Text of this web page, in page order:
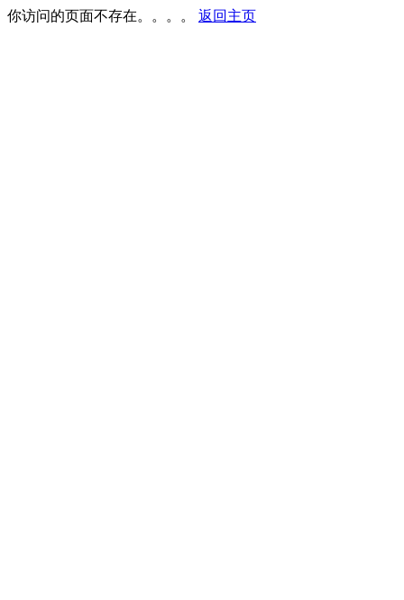
你访问的页面不存在。。。。 返回主页